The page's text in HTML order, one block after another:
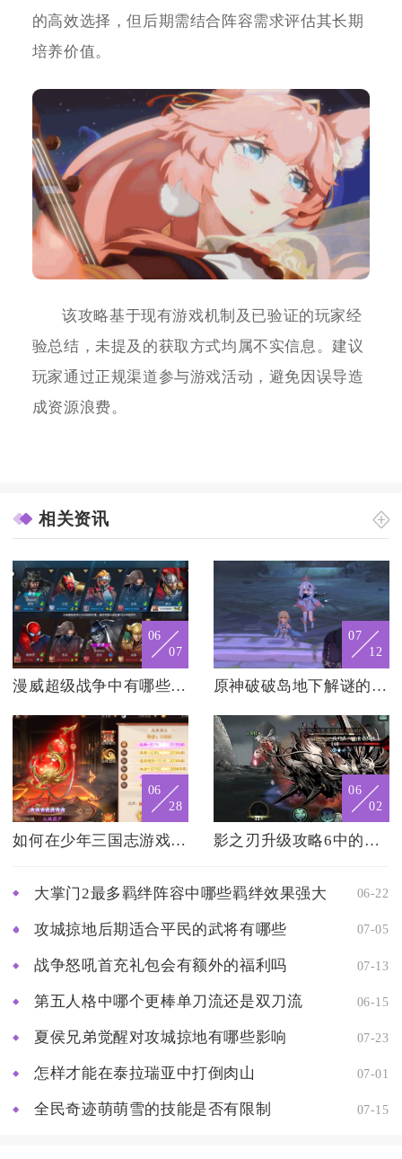
的高效选择，但后期需结合阵容需求评估其长期
培养价值。
该攻略基于现有游戏机制及已验证的玩家经
验总结，未提及的获取方式均属不实信息。建议
玩家通过正规渠道参与游戏活动，避免因误导造
成资源浪费。
相关资讯
06
07
漫威超级战争中有哪些最美的英雄
07
12
原神破破岛地下解谜的难度如何
06
28
如何在少年三国志游戏中免费获得魂晶
06
02
影之刃升级攻略6中的宝箱在哪里找
大掌门2最多羁绊阵容中哪些羁绊效果强大 06-22
攻城掠地后期适合平民的武将有哪些 07-05
战争怒吼首充礼包会有额外的福利吗 07-13
第五人格中哪个更棒单刀流还是双刀流 06-15
夏侯兄弟觉醒对攻城掠地有哪些影响 07-23
怎样才能在泰拉瑞亚中打倒肉山 07-01
全民奇迹萌萌雪的技能是否有限制 07-15